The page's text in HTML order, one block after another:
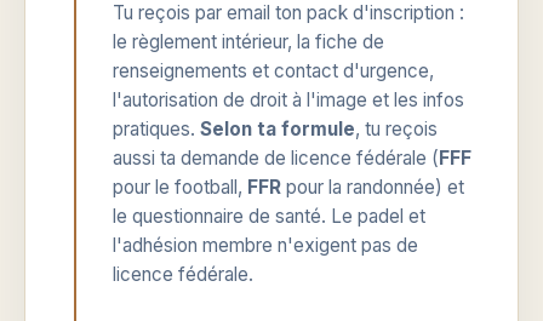
Tu reçois par email ton pack d'inscription :
le règlement intérieur, la fiche de
renseignements et contact d'urgence,
l'autorisation de droit à l'image et les infos
pratiques. Selon ta formule, tu reçois
aussi ta demande de licence fédérale (FFF
pour le football, FFR pour la randonnée) et
le questionnaire de santé. Le padel et
l'adhésion membre n'exigent pas de
licence fédérale.